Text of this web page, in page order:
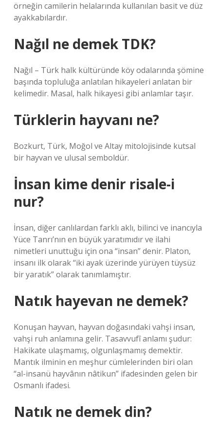
örneğin camilerin helalarında kullanılan basit ve düz
ayakkabılardır.
Nağıl ne demek TDK?
Nağıl – Türk halk kültüründe köy odalarında şömine
başında topluluğa anlatılan hikayeleri anlatan bir
kelimedir. Masal, halk hikayesi gibi anlamlar taşır.
Türklerin hayvanı ne?
Bozkurt, Türk, Moğol ve Altay mitolojisinde kutsal
bir hayvan ve ulusal semboldür.
İnsan kime denir risale-i
nur?
İnsan, diğer canlılardan farklı aklı, bilinci ve inancıyla
Yüce Tanrı’nın en büyük yaratımıdır ve ilahi
nimetleri unuttuğu için ona “insan” denir. Platon,
insanı ilk olarak “iki ayak üzerinde yürüyen tüysüz
bir yaratık” olarak tanımlamıştır.
Natık hayevan ne demek?
Konuşan hayvan, hayvan doğasındaki vahşi insan,
vahşi ruh anlamına gelir. Tasavvufî anlamı şudur:
Hakikate ulaşmamış, olgunlaşmamış demektir.
Mantık ilminin en meşhur cümlelerinden biri olan
“al-insanü hayvânın nâtikun” ifadesinden gelen bir
Osmanlı ifadesi.
Natık ne demek din?